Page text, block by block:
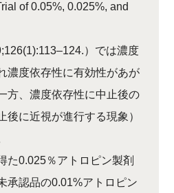
of 0.05%, 0.025%, and
）では濃度
濃度依存性に有効性があが
方、濃度依存性に中止後の
後に近視が進行する現象）
た0.025％アトロピン製剤
承認品の0.01%アトロピン